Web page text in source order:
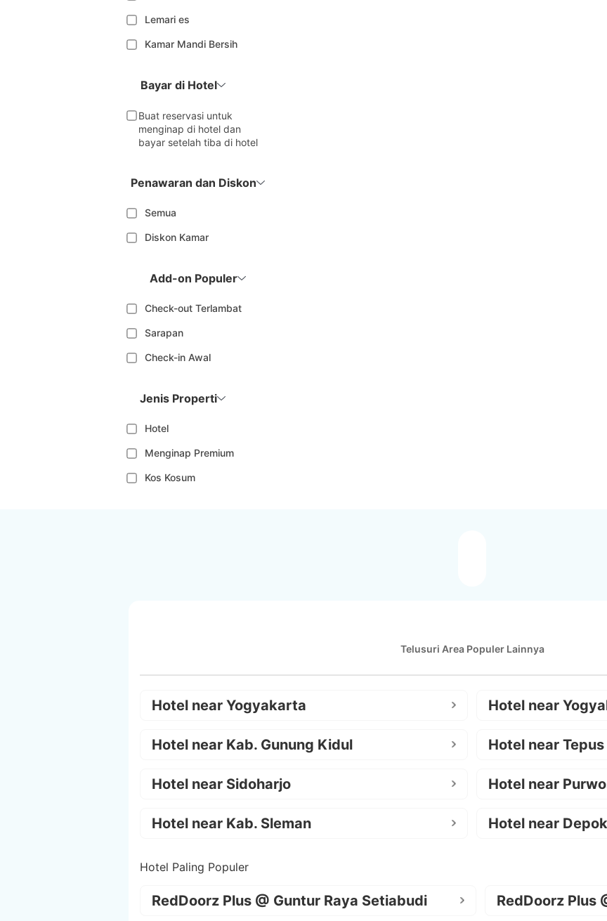
Lemari es
Kamar Mandi Bersih
Bayar di Hotel
Buat reservasi untuk
menginap di hotel dan
bayar setelah tiba di hotel
Penawaran dan Diskon
Semua
Diskon Kamar
Add-on Populer
Check-out Terlambat
Sarapan
Check-in Awal
Jenis Properti
Hotel
Menginap Premium
Kos Kosum
Telusuri Area Populer Lainnya
Hotel near Yogyakarta Hotel near
Hotel near Kab. Gunung Kidul Hotel near Tepus
Hotel near Sidoharjo Hotel near
Hotel near Kab. Sleman Hotel near Depok
Hotel Paling Populer
RedDoorz Plus @ Guntur Raya Setiabudi RedDoorz Plus